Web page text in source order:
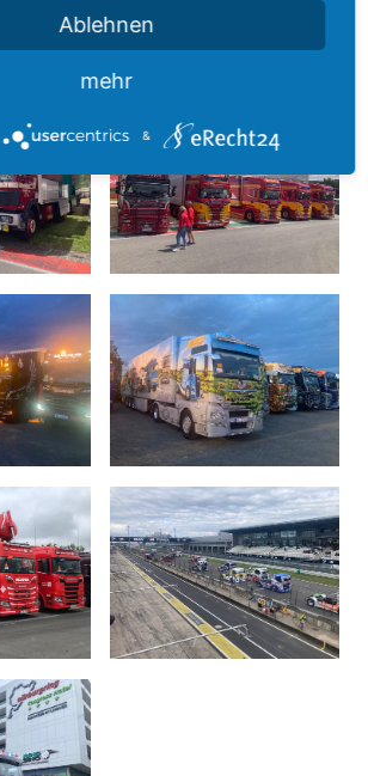
Ablehnen
mehr
&